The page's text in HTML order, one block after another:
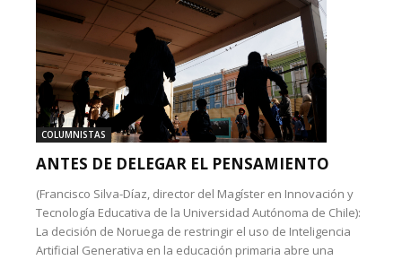
COLUMNISTAS
ANTES DE DELEGAR EL PENSAMIENTO
(Francisco Silva-Díaz, director del Magíster en Innovación y
Tecnología Educativa de la Universidad Autónoma de Chile):
La decisión de Noruega de restringir el uso de Inteligencia
Artificial Generativa en la educación primaria abre una